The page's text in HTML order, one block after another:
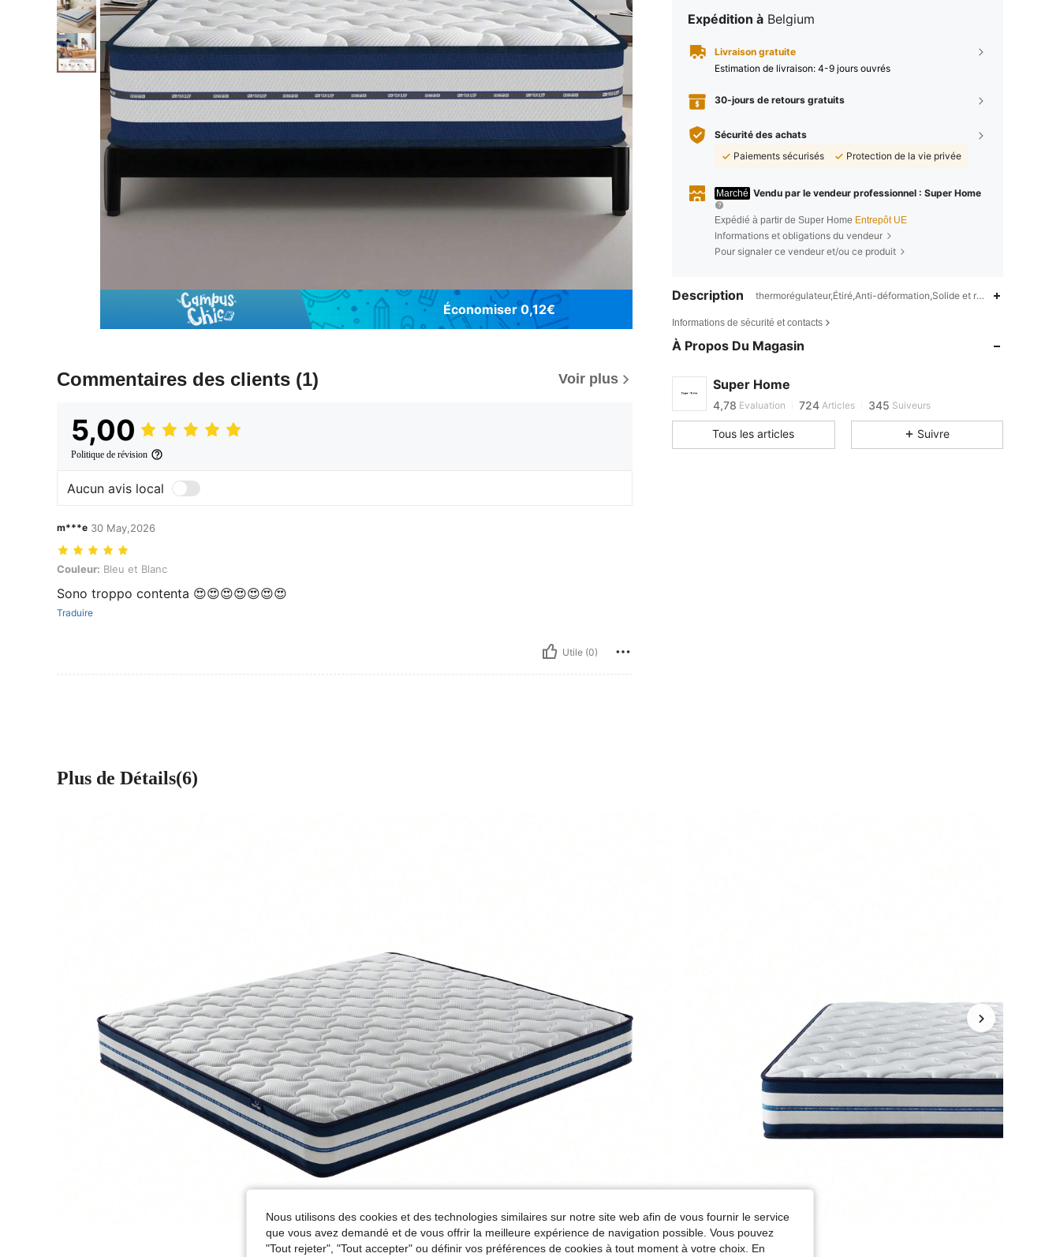
Économiser 0,12€
Commentaires des clients (1) Voir plus
5,00
Politique de révision
Aucun avis local
m***e 30 May,2026
Couleur: Bleu et Blanc
Couleur: Bleu et Blanc
Sono troppo contenta 😍😍😍😍😍😍😍
Traduire
Utile (0)
Expédition à Belgium
Livraison gratuite
Estimation de livraison: 4-9 jours ouvrés
30-jours de retours gratuits
Sécurité des achats
Paiements sécurisés
Protection de la vie privée
Marché Vendu par le vendeur professionnel : Super Home
Expédié à partir de Super Home Entrepôt UE
Informations et obligations du vendeur
Pour signaler ce vendeur et/ou ce produit
Description thermorégulateur,Étiré,Anti-déformation,Solide et robuste,Ressort
Informations de sécurité et contacts
À Propos Du Magasin
Super Home
4,78 Evaluation 724 Articles 345 Suiveurs
Tous les articles Suivre
Plus de Détails(6)
Nous utilisons des cookies et des technologies similaires sur notre site web afin de vous fournir le service
que vous avez demandé et de vous offrir la meilleure expérience de navigation possible. Vous pouvez
"Tout rejeter", "Tout accepter" ou définir vos préférences de cookies à tout moment à votre choix. En